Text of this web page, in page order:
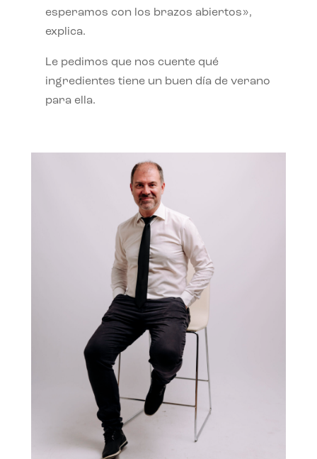
esperamos con los brazos abiertos»,
explica.
Le pedimos que nos cuente qué
ingredientes tiene un buen día de verano
para ella.